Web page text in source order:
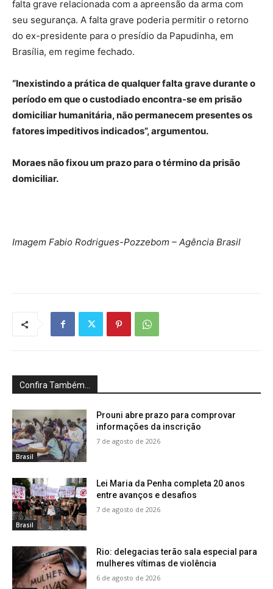
falta grave relacionada com a apreensão da arma com
seu segurança. A falta grave poderia permitir o retorno
do ex-presidente para o presídio da Papudinha, em
Brasília, em regime fechado.
“Inexistindo a prática de qualquer falta grave durante o
período em que o custodiado encontra-se em prisão
domiciliar humanitária, não permanecem presentes os
fatores impeditivos indicados”, argumentou.
Moraes não fixou um prazo para o término da prisão
domiciliar.
Imagem Fabio Rodrigues-Pozzebom – Agência Brasil
Confira Também...
Brasil
Prouni abre prazo para comprovar
informações da inscrição
7 de agosto de 2026
Brasil
Lei Maria da Penha completa 20 anos
entre avanços e desafios
7 de agosto de 2026
Rio: delegacias terão sala especial para
mulheres vítimas de violência
6 de agosto de 2026